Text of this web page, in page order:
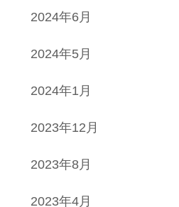
2024年6月
2024年5月
2024年1月
2023年12月
2023年8月
2023年4月